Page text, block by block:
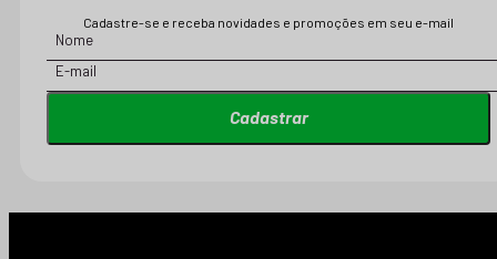
Cadastre-se e receba novidades e promoções em seu e-mail
Cadastrar